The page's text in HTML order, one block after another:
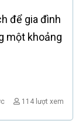
để gia đình
một khoảng
114 lượt xem